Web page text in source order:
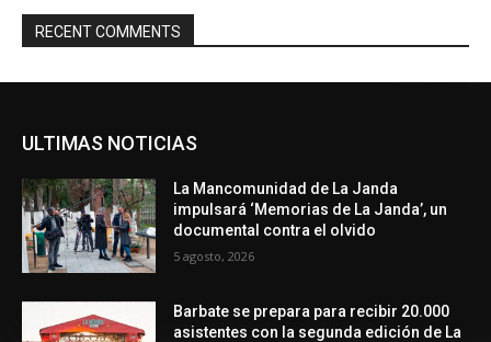
RECENT COMMENTS
ULTIMAS NOTICIAS
La Mancomunidad de La Janda
impulsará ‘Memorias de La Janda’, un
documental contra el olvido
5 agosto, 2026
Barbate se prepara para recibir 20.000
asistentes con la segunda edición de La